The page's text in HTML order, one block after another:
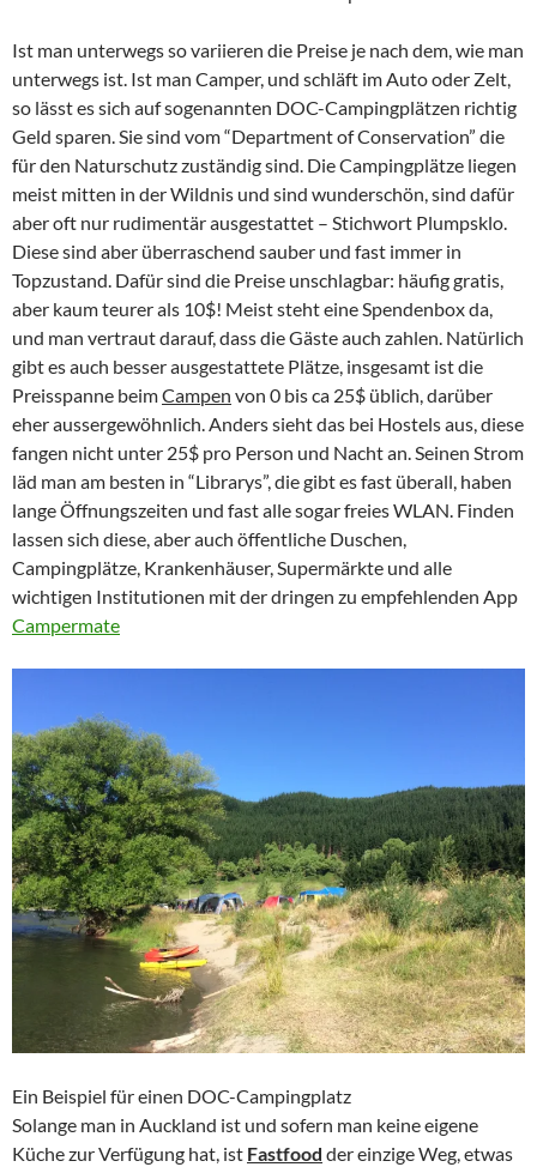
Ist man unterwegs so variieren die Preise je nach dem, wie man
unterwegs ist. Ist man Camper, und schläft im Auto oder Zelt,
so lässt es sich auf sogenannten DOC-Campingplätzen richtig
Geld sparen. Sie sind vom “Department of Conservation” die
für den Naturschutz zuständig sind. Die Campingplätze liegen
meist mitten in der Wildnis und sind wunderschön, sind dafür
aber oft nur rudimentär ausgestattet – Stichwort Plumpsklo.
Diese sind aber überraschend sauber und fast immer in
Topzustand. Dafür sind die Preise unschlagbar: häufig gratis,
aber kaum teurer als 10$! Meist steht eine Spendenbox da,
und man vertraut darauf, dass die Gäste auch zahlen. Natürlich
gibt es auch besser ausgestattete Plätze, insgesamt ist die
Preisspanne beimCampen von 0 bis ca 25$ üblich, darüber
eher aussergewöhnlich. Anders sieht das bei Hostels aus, diese
fangen nicht unter 25$ pro Person und Nacht an. Seinen Strom
läd man am besten in “Librarys”, die gibt es fast überall, haben
lange Öffnungszeiten und fast alle sogar freies WLAN. Finden
lassen sich diese, aber auch öffentliche Duschen,
Campingplätze, Krankenhäuser, Supermärkte und alle
wichtigen Institutionen mit der dringen zu empfehlenden App
Campermate
Ein Beispiel für einen DOC-Campingplatz
Solange man in Auckland ist und sofern man keine eigene
Küche zur Verfügung hat, ist Fastfood der einzige Weg, etwas